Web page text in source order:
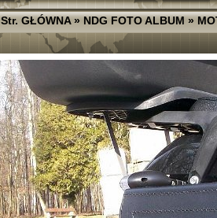
Str. GŁÓWNA»NDG FOTO ALBUM»